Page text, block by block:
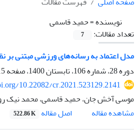
نویسنده =حمید قاسمی
تعداد مقالات:
7
مدل اعتماد به رسانه‌های ورزشی مبتنی بر
دوره 28، شماره 106، تابستان 1400، صفحه
10.22082/cr.2021.523129.2141
موسی آخش جان، حمید قاسمی، محمد نیک
مشاهده مقاله
اصل مقاله 522.86 K